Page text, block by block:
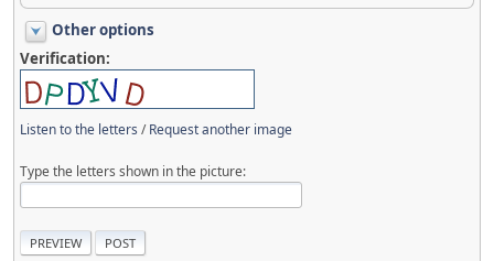
Other options
Verification:
Listen to the letters /Request another image
Type the letters shown in the picture: